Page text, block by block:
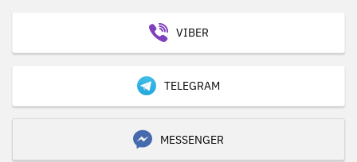
VIBER
TELEGRAM
MESSENGER